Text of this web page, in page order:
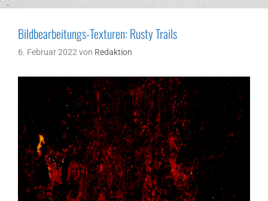
Bildbearbeitungs-Texturen: Rusty Trails
6. Februar 2022 von Redaktion